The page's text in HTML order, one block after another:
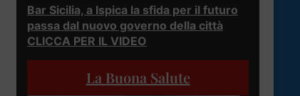
Bar Sicilia, a Ispica la sfida per il futuro
passa dal nuovo governo della città
CLICCA PER IL VIDEO
La Buona Salute